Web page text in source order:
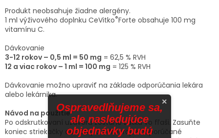
Produkt neobsahuje žiadne alergény.
1 ml výživového doplnku CeVitko®Forte obsahuje 100 mg
vitamínu C.
Dávkovanie
3-12 rokov – 0,5 ml = 50 mg = 62,5 % RVH
12 a viac rokov – 1 ml = 100 mg = 125 % RVH
Dávkovanie možno upraviť na základe odporúčania lekára
alebo lekárnika.
Návod na použitie
Po odskrutkovaní uzáveru zostane zátka vo fľaši. Zasuňte
koniec striekačky do zátky a odmerajte odporúčané
×
Ospravedlňujeme sa,
ale nasledujúce
objednávky budú